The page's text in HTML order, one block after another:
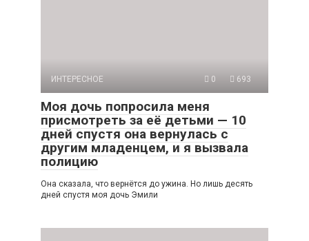
ИНТЕРЕСНОЕ 0 693
Моя дочь попросила меня
присмотреть за её детьми — 10
дней спустя она вернулась с
другим младенцем, и я вызвала
полицию
Она сказала, что вернётся до ужина. Но лишь десять
дней спустя моя дочь Эмили